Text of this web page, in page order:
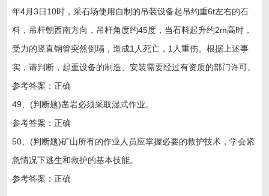
年4月3日10时，采石场使用自制的吊装设备起吊约重6t左右的石
料，吊杆朝西南方向，吊杆角度约45度，当石料起升约2m高时，
受力的竖直钢管突然倒塌，造成1人死亡，1人重伤。根据上述事
实，请判断，起重设备的制造、安装需要经过有资质的部门许可。
参考答案：正确
49、(判断题)凿岩必须采取湿式作业。
参考答案：正确
50、(判断题)矿山所有的作业人员应掌握必要的救护技术，学会紧
急情况下逃生和救护的基本技能。
参考答案：正确